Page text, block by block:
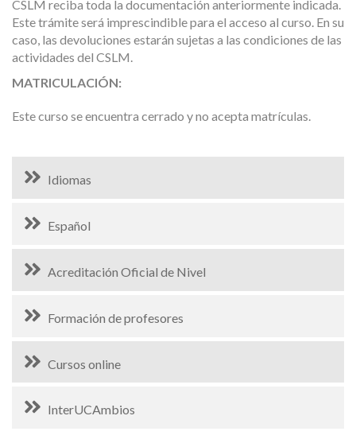
CSLM reciba toda la documentación anteriormente indicada.
Este trámite será imprescindible para el acceso al curso. En su
caso, las devoluciones estarán sujetas a las condiciones de las
actividades del CSLM.
MATRICULACIÓN:
Este curso se encuentra cerrado y no acepta matrículas.
Idiomas
Español
Acreditación Oficial de Nivel
Formación de profesores
Cursos online
InterUCAmbios